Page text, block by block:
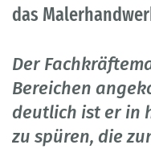
das
Der
Bereichen
deutlich ist er in
zu spüren, die